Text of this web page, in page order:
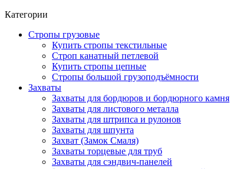
Категории
Стропы грузовые
Купить стропы текстильные
Строп канатный петлевой
Купить стропы цепные
Стропы большой грузоподъёмности
Захваты
Захваты для бордюров и бордюрного камня
Захваты для листового металла
Захваты для штрипса и рулонов
Захваты для шпунта
Захват (Замок Смаля)
Захваты торцевые для труб
Захваты для сэндвич-панелей